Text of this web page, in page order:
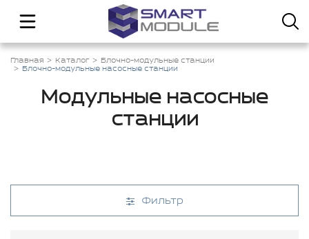
Главная Каталог
Блочно-модульные станции
Блочно-модульные насосные станции
Модульные насосные
станции
Фильтр